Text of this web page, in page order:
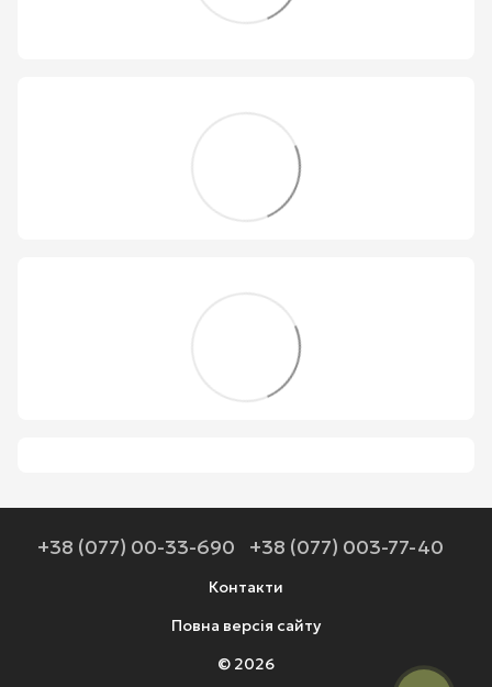
+38 (077) 00-33-690 +38 (077) 003-77-40
Контакти
Повна версія сайту
© 2026